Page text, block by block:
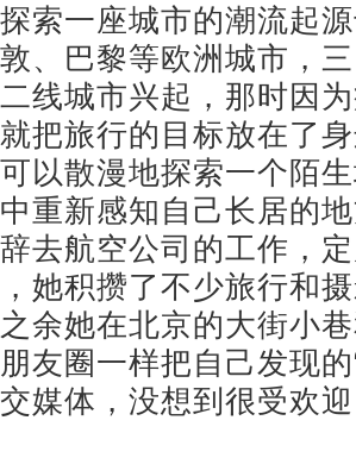
一座城市的潮流起源
、巴黎等欧洲城市，
线城市兴起，那时因
把旅行的目标放在了
以散漫地探索一个陌
重新感知自己长居的
去航空公司的工作，
她积攒了不少旅行和
余她在北京的大街小
友圈一样把自己发现的
交媒体，没想到很受欢